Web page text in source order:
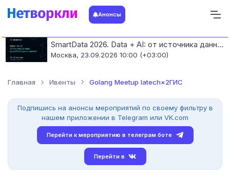
Анонсы
SmartData 2026. Data + AI: от источника данных до работающих моделей
Москва, 23.09.2026 10:00 (+03:00)
Главная Ивенты Golang Meetup latech×2ГИС
Подпишись на анонсы мероприятий по своему фильтру в
нашем приложении в Telegram или VK.com
Перейти к мероприятию в телеграм боте
Перейти в